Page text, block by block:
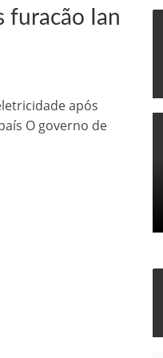
furacão Ian
após
O governo de